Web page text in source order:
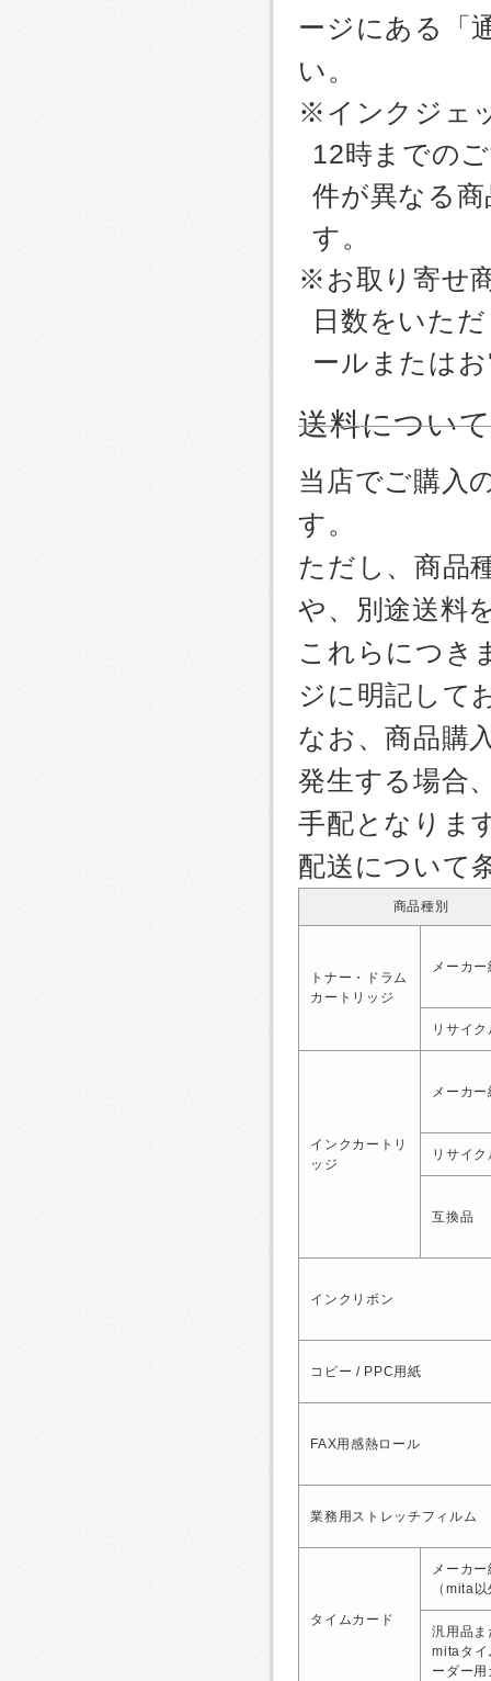
ージにある「
い。
※インクジェ
12時までの
件が異なる
す。
※お取り寄せ
日数をいた
ールまたは
送料について
当店でご購入
す。
ただし、商品
や、別途送料
これらにつき
ジに明記して
なお、商品購
発生する場合
手配となりま
配送について
商品種別
トナー・ドラム
カートリッジ
メーカ
リサイ
インクカートリ
ッジ
メーカ
リサイ
互換品
インクリボン
コピー / PPC用紙
FAX用感熱ロール
業務用ストレッチフィルム
タイムカード
メーカ
（mita
汎用品ま
mitaタイ
ーダー